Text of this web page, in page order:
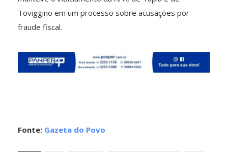
Toviggino em um processo sobre acusações por
fraude fiscal.
Fonte: Gazeta do Povo